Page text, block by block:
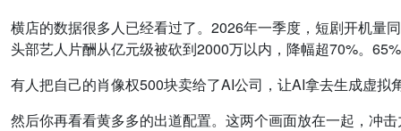
横店的数据很多人已经看过了。2026年一季度，短剧开机量
头部艺人片酬从亿元级被砍到2000万以内，降幅超70%。
有人把自己的肖像权500块卖给了AI公司，让AI拿去生成虚拟
然后你再看看黄多多的出道配置。这两个画面放在一起，冲